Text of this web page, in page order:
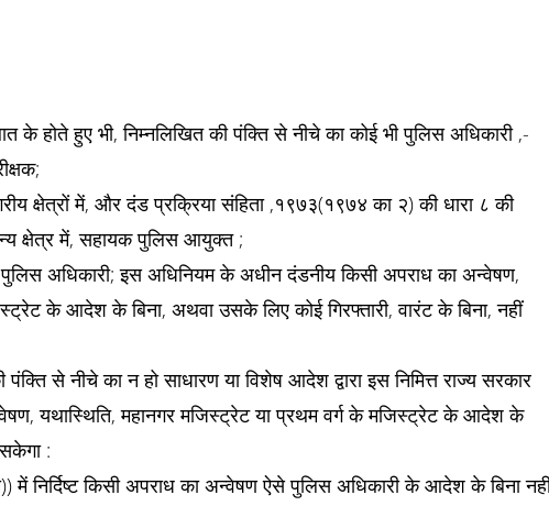
के होते हुए भी, निम्नलिखित की पंक्ति से नीचे का कोई भी पुलिस अधिकारी ,-
क्षेत्रों में, और दंड प्रक्रिया संहिता ,१९७३(१९७४ का २) की धारा ८ की
क्षेत्र में, सहायक पुलिस आयुक्त ;
अधिकारी; इस अधिनियम के अधीन दंडनीय किसी अपराध का अन्वेषण,
के आदेश के बिना, अथवा उसके लिए कोई गिरफ्तारी, वारंट के बिना, नहीं
से नीचे का न हो साधारण या विशेष आदेश द्वारा इस निमित्त राज्य सरकार
यथास्थिति, महानगर मजिस्ट्रेट या प्रथम वर्ग के मजिस्ट्रेट के आदेश के
:
निर्दिष्ट किसी अपराध का अन्वेषण ऐसे पुलिस अधिकारी के आदेश के बिना